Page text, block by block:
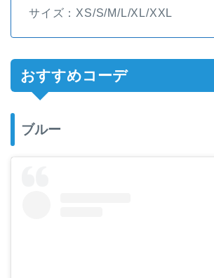
サイズ：XS/S/M/L/XL/XXL
おすすめコーデ
ブルー